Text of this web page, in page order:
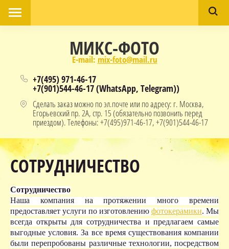
МИКС-ФОТО
E-mail: mix-foto@mail.ru
Сделать заказ можно по эл.почте или по адресу: г. Москва,
Егорьевский пр. 2А, стр. 15 (обязательно позвонить перед
приездом). Телефоны: +7(495)971-46-17, +7(901)544-46-17
+7(495) 971-46-17
+7(901)544-46-17 (WhatsApp, Telegram))
СОТРУДНИЧЕСТВО
Сотрудничество
Наша компания на протяжении много времени
предоставляет услуги по изготовлению фотокерамики. Мы
всегда открыты для сотрудничества и предлагаем самые
выгодные условия. За все время существования компании
были перепробованы различные технологии, посредством